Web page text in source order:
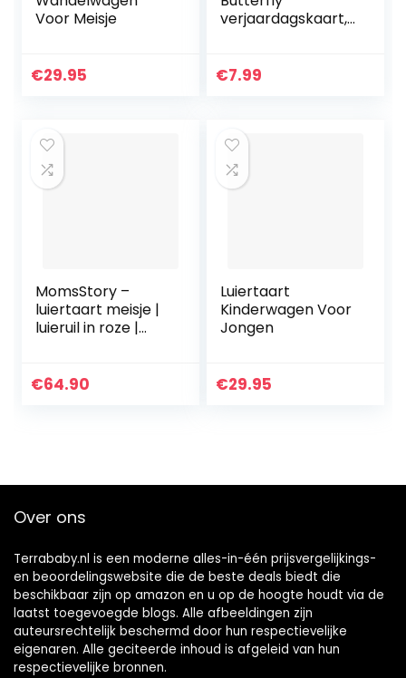
Voor Meisje
€29.95
verjaardagskaart,
voor kinderen,
3D-wenskaart
voor Thanksgiving,
Valentijnsdag
€7.99
MomsStory –
luiertaart meisje |
luieruil in roze |
babyshower | met
€64.90
Luiertaart
Kinderwagen Voor
Jongen
€29.95
Over ons
Terrababy.nl is een moderne alles-in-één prijsvergelijkings-
en beoordelingswebsite die de beste deals biedt die
beschikbaar zijn op amazon en u op de hoogte houdt via de
laatst toegevoegde blogs. Alle afbeeldingen zijn
auteursrechtelijk beschermd door hun respectievelijke
eigenaren. Alle geciteerde inhoud is afgeleid van hun
respectievelijke bronnen.